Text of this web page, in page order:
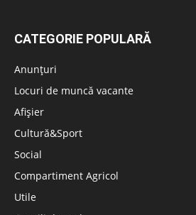
CATEGORIE POPULARĂ
Anunțuri
Locuri de muncă vacante
Afișier
Cultură&Sport
Social
Compartiment Agricol
Utile